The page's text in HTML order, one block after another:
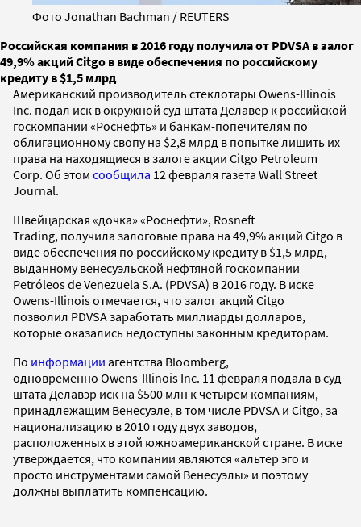
Фото Jonathan Bachman / REUTERS
Российская компания в 2016 году получила от PDVSA в залог
49,9% акций Citgo в виде обеспечения по российскому
кредиту в $1,5 млрд
Американский производитель стеклотары Owens-Illinois
Inc. подал иск в окружной суд штата Делавер к российской
госкомпании «Роснефть» и банкам-попечителям по
облигационному свопу на $2,8 млрд в попытке лишить их
права на находящиеся в залоге акции Citgo Petroleum
Corp. Об этом сообщила 12 февраля газета Wall Street
Journal.
Швейцарская «дочка» «Роснефти», Rosneft
Trading, получила залоговые права на 49,9% акций Citgo в
виде обеспечения по российскому кредиту в $1,5 млрд,
выданному венесуэльской нефтяной госкомпании
Petróleos de Venezuela S.A. (PDVSA) в 2016 году. В иске
Owens-Illinois отмечается, что залог акций Citgo
позволил PDVSA заработать миллиарды долларов,
которые оказались недоступны законным кредиторам.
По информации агентства Bloomberg,
одновременно Owens-Illinois Inc. 11 февраля подала в суд
штата Делавэр иск на $500 млн к четырем компаниям,
принадлежащим Венесуэле, в том числе PDVSA и Citgo, за
национализацию в 2010 году двух заводов,
расположенных в этой южноамериканской стране. В иске
утверждается, что компании являются «альтер эго и
просто инструментами самой Венесуэлы» и поэтому
должны выплатить компенсацию.